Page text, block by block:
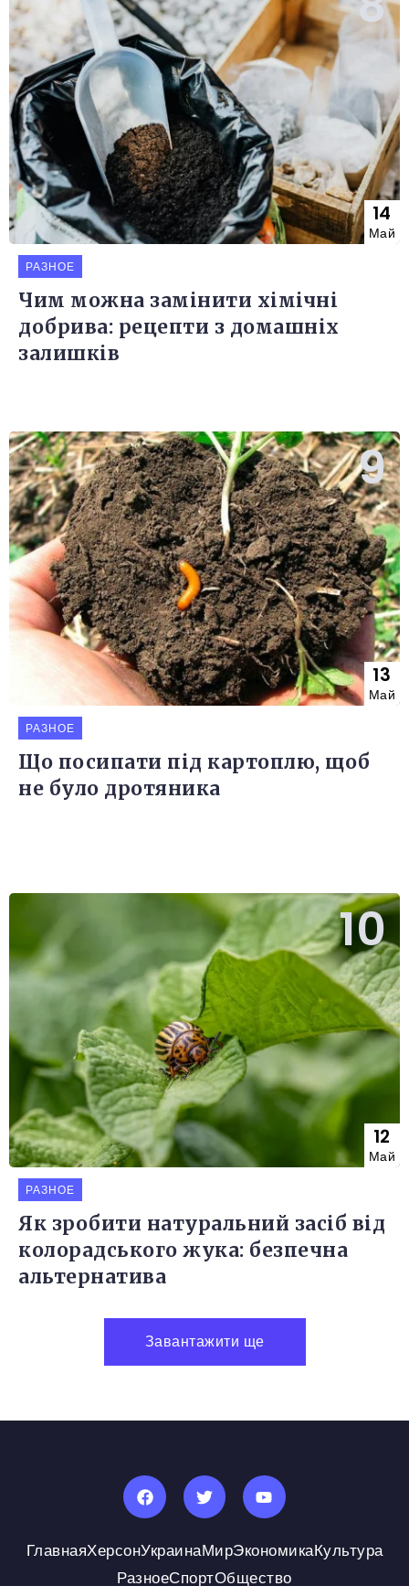
14
Май
РАЗНОЕ
Чим можна замінити хімічні
добрива: рецепти з домашніх
залишків
13
Май
РАЗНОЕ
Що посипати під картоплю, щоб
не було дротяника
12
Май
РАЗНОЕ
Як зробити натуральний засіб від
колорадського жука: безпечна
альтернатива
Завантажити ще
ГлавнаяХерсонУкраинаМирЭкономикаКультура
РазноеСпортОбщество